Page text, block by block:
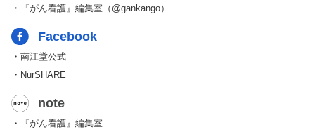
・『がん看護』編集室（@gankango）
Facebook
・南江堂公式
・NurSHARE
note
・『がん看護』編集室